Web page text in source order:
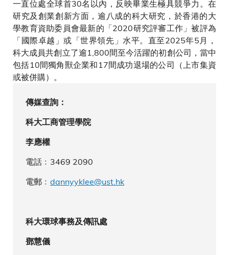
一直位處全球首30名以內，反映畢業生極具競爭力。在
研究及創業創新方面，逾八成的科大研究，於香港的大
學教育資助委員會最新的「2020研究評審工作」被評為
「國際卓越」或「世界領先」水平。直至2025年5月，
科大成員共創立了逾1,800間至今活躍的初創公司，當中
包括10間獨角獸企業和17間成功退場的公司（上市集資
或被併購）。
傳媒查詢：
科大工商管理學院
李應權
電話﹕3469 2090
電郵﹕ dannyyklee@ust.hk
科大環球事務及傳訊處
鄧慧儀